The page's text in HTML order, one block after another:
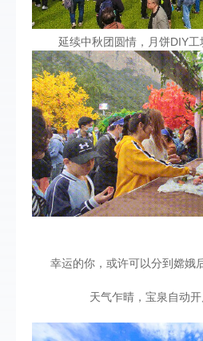
延续中秋团圆情，月饼DIY工
幸运的你，或许可以分到嫦娥
天气乍晴，宝泉自动开